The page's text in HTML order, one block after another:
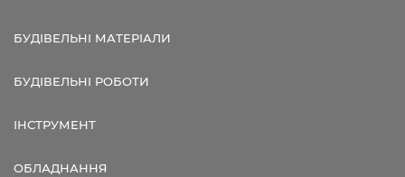
БУДІВЕЛЬНІ МАТЕРІАЛИ
БУДІВЕЛЬНІ РОБОТИ
ІНСТРУМЕНТ
ОБЛАДНАННЯ